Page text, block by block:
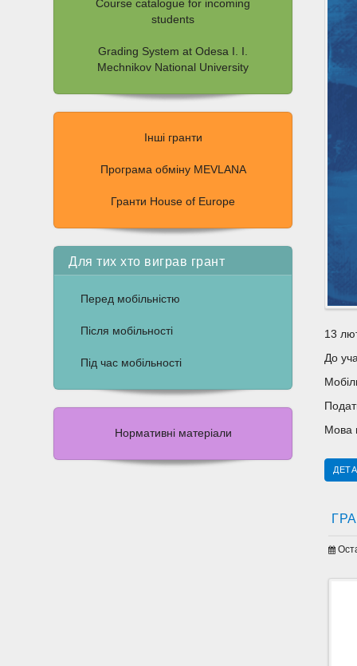
Course catalogue for incoming
students
Grading System at Odesa I. I.
Mechnikov National University
Інші гранти
Програма обміну MEVLANA
Гранти House of Europe
Для тих хто виграв грант
Перед мобільністю
Після мобільності
Під час мобільності
Нормативні матеріали
13
До
Мова